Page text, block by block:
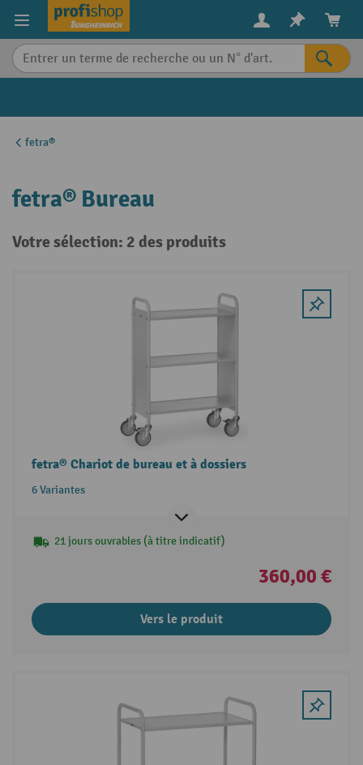
content
fetra®
fetra® Bureau
Votre sélection: 2 des produits
fetra® Chariot de bureau et à dossiers
6 Variantes
21 jours ouvrables (à titre indicatif)
360,00 €
Vers le produit